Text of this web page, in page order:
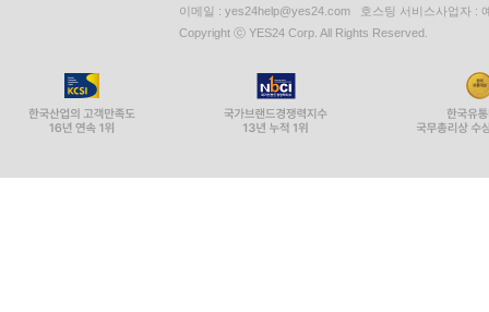
이메일 : yes24help@yes24.com 호스팅 서비스사업자 :
Copyright ⓒ YES24 Corp. All Rights Reserved.